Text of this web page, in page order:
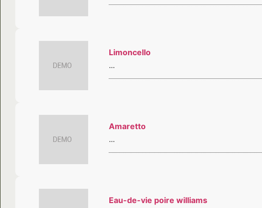
Limoncello
...
Amaretto
...
Eau-de-vie poire williams